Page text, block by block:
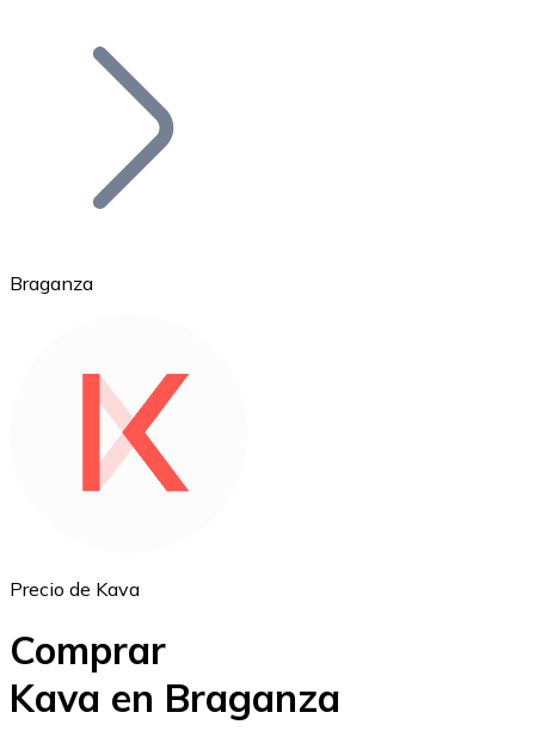
Bitcoin
Ethereum
Braganza
Precio de Kava
Comprar
Kava en Braganza